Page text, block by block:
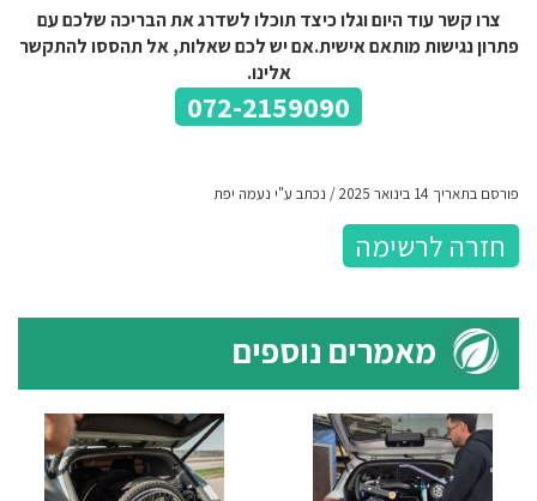
צרו קשר עוד היום וגלו כיצד תוכלו לשדרג את הבריכה שלכם עם
פתרון נגישות מותאם אישית.אם יש לכם שאלות, אל תהססו להתקשר
אלינו.
072-2159090
פורסם בתאריך 14 בינואר 2025 / נכתב ע"י נעמה יפת
חזרה לרשימה
מאמרים נוספים